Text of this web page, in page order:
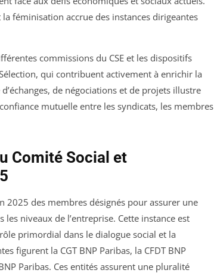
féminisation accrue des instances dirigeantes
commissions du CSE et les dispositifs
qui contribuent activement à enrichir la
de négociations et de projets illustre
mutuelle entre les syndicats, les membres
Comité Social et
2025 des membres désignés pour assurer une
niveaux de l’entreprise. Cette instance est
primordial dans le dialogue social et la
figurent la CGT BNP Paribas, la CFDT BNP
Paribas. Ces entités assurent une pluralité